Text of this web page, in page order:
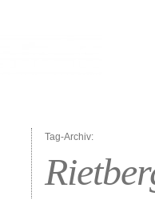
Tag-Archiv: